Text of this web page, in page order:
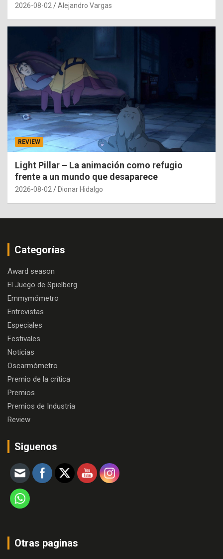
2026-08-02 Alejandro Vargas
REVIEW
Light Pillar – La animación como refugio
frente a un mundo que desaparece
2026-08-02 Dionar Hidalgo
Categorías
Award season
El Juego de Spielberg
Emmymómetro
Entrevistas
Especiales
Festivales
Noticias
Oscarmómetro
Premio de la crítica
Premios
Premios de Industria
Review
Siguenos
Otras paginas